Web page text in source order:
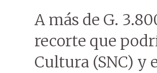
A más de G.
recorte que
Cultura (SNC) y